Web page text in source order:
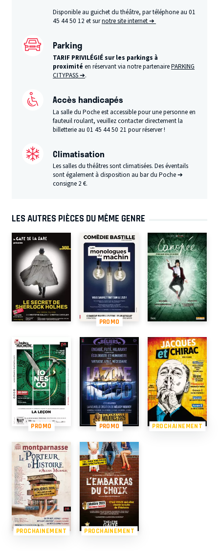
Disponible au guichet du théâtre, par téléphone au 01
45 44 50 12 et surnotre site internet ➔
Parking
TARIF PRIVILÉGIÉ sur les parkings à
proximité en réservant via notre partenairePARKING
CITYPASS ➔.
Accès handicapés
La salle du Poche est accessible pour une personne en
fauteuil roulant, veuillez contacter directement la
billetterie au 01 45 44 50 21 pour réserver !
Climatisation
Les salles du théâtres sont climatisées. Des éventails
sont également à disposition au bar du Poche ➔
consigne 2 €.
LES AUTRES PIÈCES DU MÊME GENRE
PROMO
PROMO PROMO PROCHAINEMENT
PROCHAINEMENT PROCHAINEMENT